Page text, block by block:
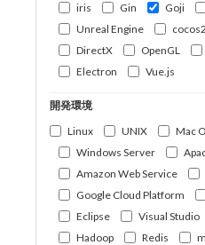
iris
Gin Goji
Unreal Engine
DirectX
OpenGL
Electron
Vue.js
開発環境
Linux
UNIX Mac
Windows Server
Amazon Web Service
Google Cloud Platform
Eclipse
Visual Studio
Hadoop
Redis